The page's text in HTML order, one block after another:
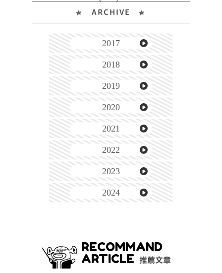
ARCHIVE
2017
2018
2019
2020
2021
2022
2023
2024
RECOMMAND
ARTICLE 推薦文章